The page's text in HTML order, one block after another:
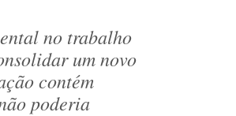
no trabalho
um novo
contém
poderia